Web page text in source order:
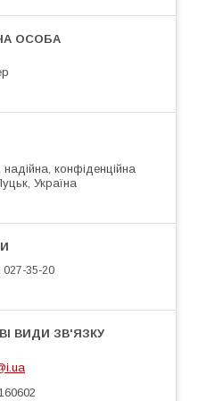
конфіденційна
Україна
027-35-20